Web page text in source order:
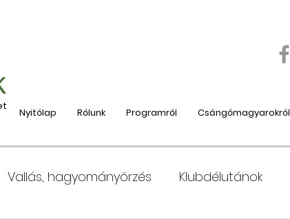
Nyitólap Rólunk Programról Csángómagyarokról
Vallás, hagyományőrzés Klubdélutánok